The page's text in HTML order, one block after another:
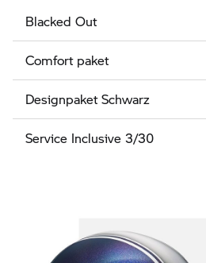
Blacked Out
Comfort paket
Designpaket Schwarz
Service Inclusive 3/30